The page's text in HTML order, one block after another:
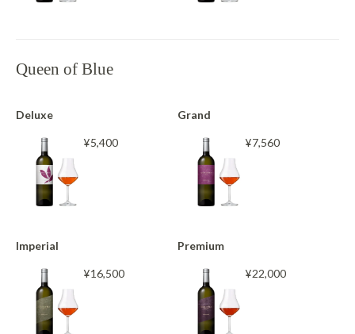
Queen of Blue
Deluxe
¥5,400
Grand
¥7,560
Imperial
¥16,500
Premium
¥22,000